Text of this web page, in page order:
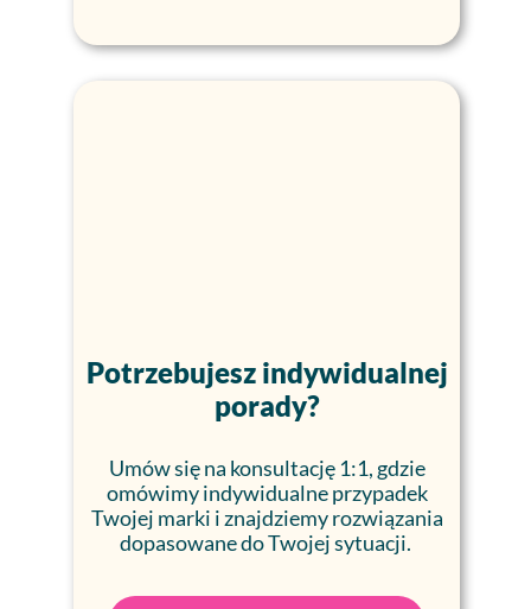
Potrzebujesz indywidualnej
porady?
Umów się na konsultację 1:1, gdzie
omówimy indywidualne przypadek
Twojej marki i znajdziemy rozwiązania
dopasowane do Twojej sytuacji.